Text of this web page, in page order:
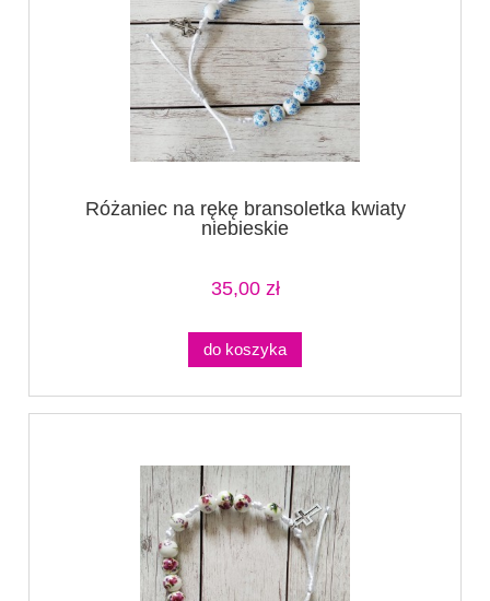
Różaniec na rękę bransoletka kwiaty
niebieskie
35,00 zł
do koszyka